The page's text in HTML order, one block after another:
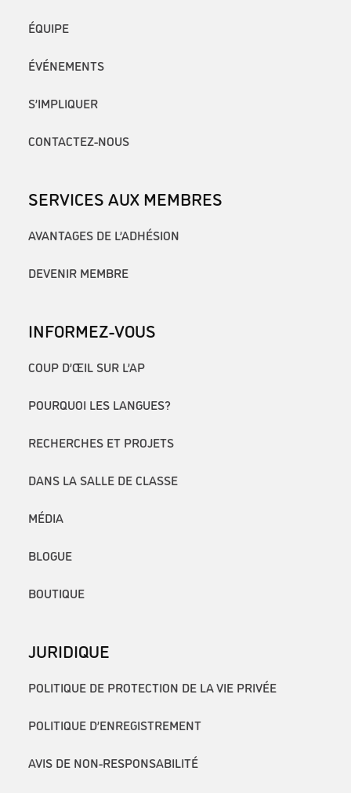
ÉQUIPE
ÉVÉNEMENTS
S’IMPLIQUER
CONTACTEZ-NOUS
SERVICES AUX MEMBRES
AVANTAGES DE L’ADHÉSION
DEVENIR MEMBRE
INFORMEZ-VOUS
COUP D’ŒIL SUR L’AP
POURQUOI LES LANGUES?
RECHERCHES ET PROJETS
DANS LA SALLE DE CLASSE
MÉDIA
BLOGUE
BOUTIQUE
JURIDIQUE
POLITIQUE DE PROTECTION DE LA VIE PRIVÉE
POLITIQUE D’ENREGISTREMENT
AVIS DE NON-RESPONSABILITÉ